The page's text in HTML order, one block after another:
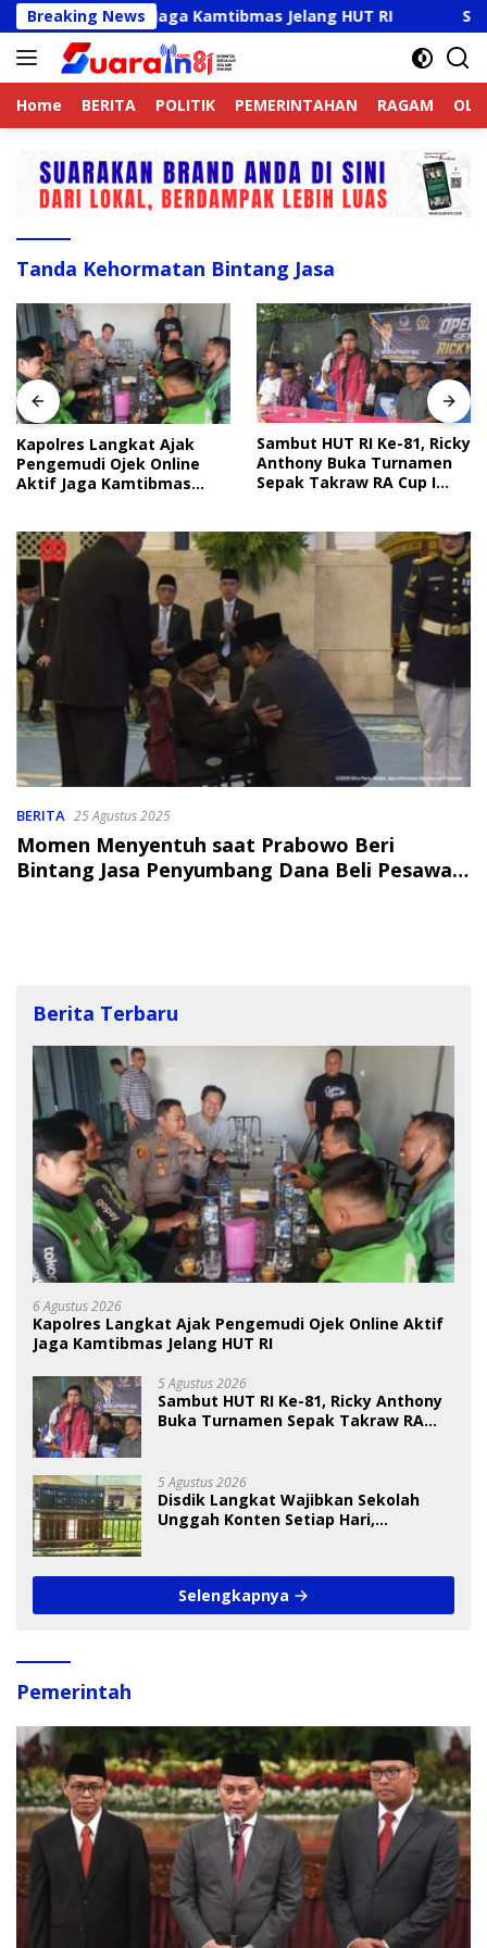
Langsung
ke
konten
Breaking News
Aktif Jaga Kamtibmas Jelang HUT RI Sambut
Home BERITA POLITIK PEMERINTAHAN RAGAM
Tanda Kehormatan Bintang Jasa
Sambut HUT RI Ke-81, Ricky
Anthony Buka Turnamen
Sepak Takraw RA Cup I
Disdik Langkat Wajibkan
Sekolah Unggah Konten
Setiap Hari, Pengamat
BERITA 25 Agustus 2025
Momen Menyentuh saat Prabowo Beri
Bintang Jasa Penyumbang Dana Beli Pesawat
Berita Terbaru
6 Agustus 2026
Kapolres Langkat Ajak Pengemudi Ojek Online Aktif
Jaga Kamtibmas Jelang HUT RI
5 Agustus 2026
Sambut HUT RI Ke-81, Ricky Anthony
Buka Turnamen Sepak Takraw RA
5 Agustus 2026
Disdik Langkat Wajibkan Sekolah
Unggah Konten Setiap Hari,
Selengkapnya
Pemerintah